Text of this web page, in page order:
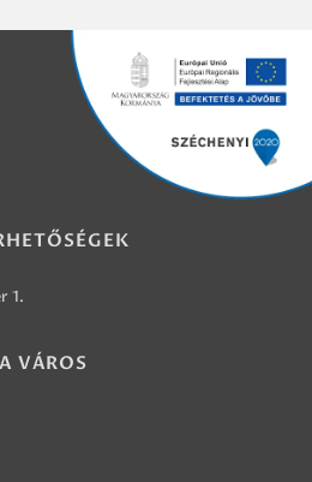
1.
A VÁROS